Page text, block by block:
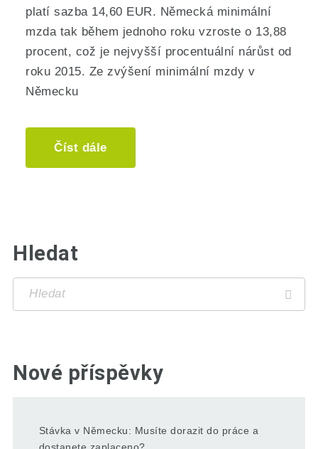
platí sazba 14,60 EUR. Německá minimální
mzda tak během jednoho roku vzroste o 13,88
procent, což je nejvyšší procentuální nárůst od
roku 2015. Ze zvýšení minimální mzdy v
Německu
Číst dále
Hledat
Nové příspěvky
Stávka v Německu: Musíte dorazit do práce a